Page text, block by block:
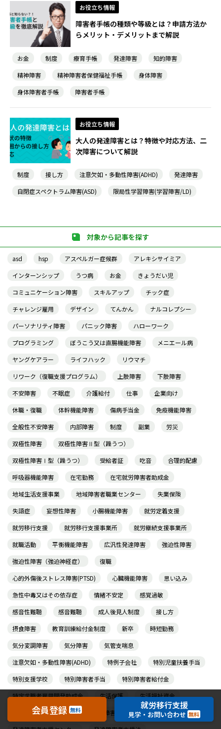
お役立ち情報
障害者手帳の種類や等級とは？申請方法か
らメリット・デメリットまで解説
お金 制度 療育手帳 発達障害
知的障害
精神障害
精神障害者保健福祉手帳
身体障害
身体障害者手帳
障害者手帳
お役立ち情報
大人の発達障害とは？特徴や対応方法、二
次障害について解説
制度 接し方 注意欠如・多動性障害(ADHD)
発達障害
自閉症スペクトラム障害(ASD)
限局性学習障害(学習障害/LD)
対象から記事を探す
asd hsp アスペルガー症候群
アレキシサイミア
インターンシップ
うつ病 お金
きょうだい児
コミュニケーション障害
スキルアップ
チック症
チャレンジ雇用
デザイン てんかん
ナルコレプシー
パーソナリティ障害
パニック障害
ハローワーク
プログラミング
ぼうこう又は直腸機能障害
メニエール病
ヤングケアラー
ライフハック
リウマチ
リワーク（復職支援プログラム）
上肢障害
下肢障害
不安障害
不眠症 介護給付 仕事
企業向け
休職・復職
体幹機能障害 傷病手当金
免疫機能障害
全般性不安障害
内部障害 制度 副業
労災
双極性障害
双極性障害Ⅱ型（躁うつ）
双極性障害Ⅰ型（躁うつ）
受給者証 吃音
合理的配慮
呼吸器機能障害
在宅勤務
在宅就労障害者助成金
地域生活支援事業
地域障害者職業センター
失業保険
失語症
妄想性障害 小腸機能障害
就労定着支援
就労移行支援
就労移行支援事業所
就労継続支援事業所
就職活動
平衡機能障害 広汎性発達障害
強迫性障害
強迫性障害（強迫神経症）
復職
心的外傷後ストレス障害(PTSD)
心臓機能障害
思い込み
急性中毒又はその依存症
情緒不安定
感覚過敏
感音性難聴
感音難聴 成人後見人制度
接し方
摂食障害
教育訓練給付金制度 新卒
時短勤務
気分変調障害
気分障害
気管支喘息
注意欠如・多動性障害(ADHD)
特例子会社
特別児童扶養手当
特別支援学校
特別障害者手当
特別障害者給付金
特定求職者雇用開発助成金
生活保護
生活福祉資金
症状理解
療育手帳 発話障害
発達障害
会員登録 無料 就労移行支援
見学・お問い合わせ 無料